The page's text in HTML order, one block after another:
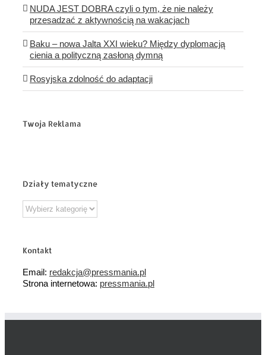
NUDA JEST DOBRA czyli o tym, że nie należy
przesadzać z aktywnością na wakacjach
Baku – nowa Jalta XXI wieku? Między dyplomacją
cienia a polityczną zasłoną dymną
Rosyjska zdolność do adaptacji
Twoja Reklama
Działy tematyczne
Działy
tematyczne
Kontakt
Email: redakcja@pressmania.pl
Strona internetowa: pressmania.pl